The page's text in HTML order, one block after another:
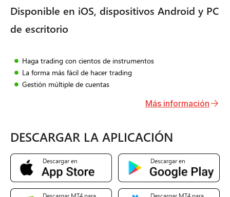
Disponible en iOS, dispositivos Android y PC
de escritorio
Haga trading con cientos de instrumentos
La forma más fácil de hacer trading
Gestión múltiple de cuentas
Más información
DESCARGAR LA APLICACIÓN
Descargar en Descargar en